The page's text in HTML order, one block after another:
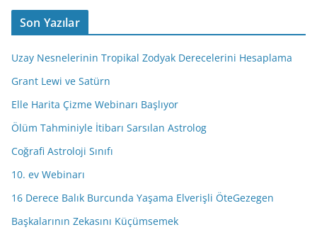
a
r
e
n
i
Son Yazılar
Uzay Nesnelerinin Tropikal Zodyak Derecelerini Hesaplama
Grant Lewi ve Satürn
Elle Harita Çizme Webinarı Başlıyor
Ölüm Tahminiyle İtibarı Sarsılan Astrolog
Coğrafi Astroloji Sınıfı
10. ev Webinarı
16 Derece Balık Burcunda Yaşama Elverişli ÖteGezegen
Başkalarının Zekasını Küçümsemek